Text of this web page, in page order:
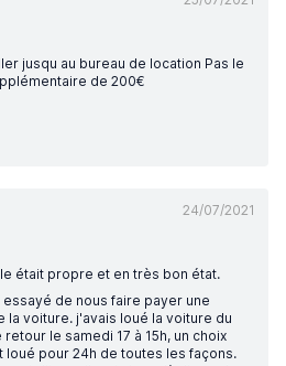
jusqu au bureau de location Pas le
de 200€
24/07/2021
était propre et en très bon état.
de nous faire payer une
la voiture. j'avais loué la voiture du
le samedi 17 à 15h, un choix
pour 24h de toutes les façons.